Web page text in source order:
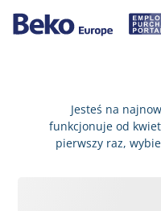
Jesteś na
funkcjonuje od
pierwszy raz,